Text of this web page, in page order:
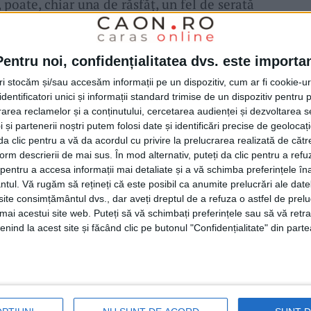
noi, confidențialitatea dvs. este
stocăm și/sau accesăm informații pe un dispozitiv, cum ar fi cookie-
unici și informații standard trimise de un dispozitiv pentru
reclamelor și a conținutului, cercetarea audienței și dezvoltarea
și partenerii noștri putem folosi date și identificări precise de
clic pentru a vă da acordul cu privire la prelucrarea realizată de
descrierii de mai sus. În mod alternativ, puteți da clic pentru a
a accesa informații mai detaliate și a vă schimba preferințele
Vă rugăm să rețineți că este posibil ca anumite prelucrări ale
consimțământul dvs., dar aveți dreptul de a refuza o astfel de
acestui site web. Puteți să vă schimbați preferințele sau să vă
la acest site și făcând clic pe butonul "Confidențialitate" din
chiar una de răsfăț, un fel de serată
cu un dialog moderat deSever
desfășura în continuarea celei din 23
primul oraș din România afiliat la The
Cities “. „În această idee, tematica este
de datoria administrației noastre locale să
învăța, de a ne educa, pentru a fi mai buni.
un rol foarte important și de aceea
viitoare vom avea la
de intelectuali din România, cei grupați
consilierul cultural al Primăriei, Dorinel